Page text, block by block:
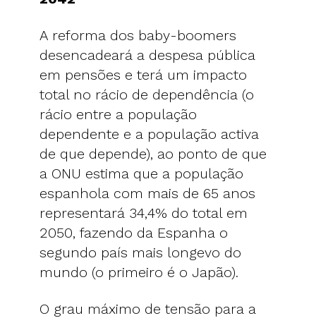
A reforma dos baby-boomers
desencadeará a despesa pública
em pensões e terá um impacto
total no rácio de dependência (o
rácio entre a população
dependente e a população activa
de que depende), ao ponto de que
a ONU estima que a população
espanhola com mais de 65 anos
representará 34,4% do total em
2050, fazendo da Espanha o
segundo país mais longevo do
mundo (o primeiro é o Japão).
O grau máximo de tensão para a